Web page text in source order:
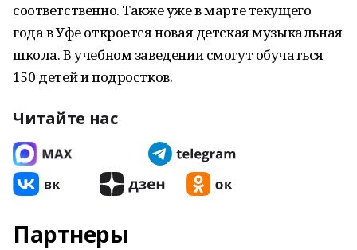
соответственно. Также уже в марте текущего
года в Уфе откроется новая детская музыкальная
школа. В учебном заведении смогут обучаться
150 детей и подростков.
Читайте нас
Партнеры